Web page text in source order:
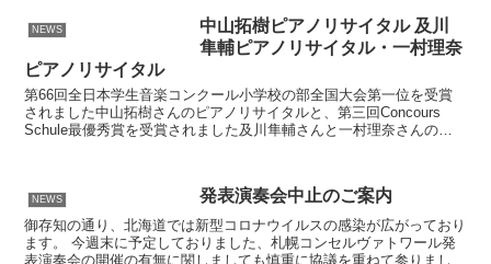
NEWS
中山拓樹ピアノリサイタル 及川
隼輔ピアノリサイタル・一村理奈
ピアノリサイタル
第66回全日本学生音楽コンクール小学校の部全国大会第一位を受賞
されました中山拓樹さんのピアノリサイタルと、第三回Concours
Schule最優秀賞を受賞されました及川隼輔さんと一村理奈さんのピ
NEWS 発表演奏会中止のご案内
御存知の通り、北海道では新型コロナウイルスの感染が広がっており
ます。 今週末に予定しておりました、札幌コンセルヴァトワール発
表演奏会の開催の有無に関しましても慎重に協議を重ねて参りました